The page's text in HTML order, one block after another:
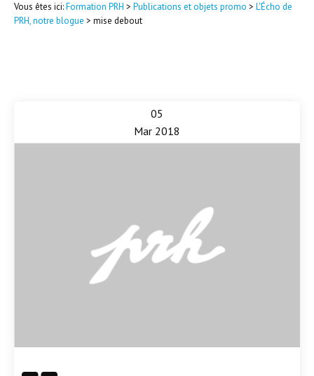
Vous êtes ici:Formation PRH > Publications et objets promo > L'Écho de
PRH, notre blogue > mise debout
05
Mar 2018